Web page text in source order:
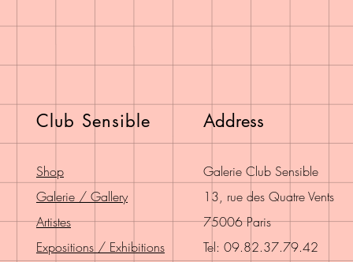
Club Sensible
Shop
Galerie / Gallery
Artistes
Expositions / Exhibitions
Address
Galerie Club Sensible
13, rue des Quatre Vents
75006 Paris
Tel: 09.82.37.79.42